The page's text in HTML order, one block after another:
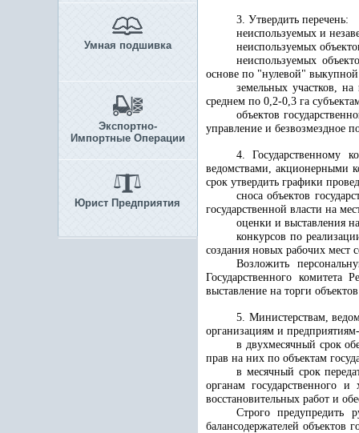
Умная подшивка
Экспортно-
Импортные Операции
Юрист Предприятия
3. Утвердить перечень:
неиспользуемых и
неиспользуемых
неиспользуемых
основе по "нулевой" выкупной
земельных участков,
среднем по 0,2-0,3 га
объектов
управление и безвозмездное
4. Государственному
ведомствами, акционерными
срок утвердить графики
сноса объектов
государственной власти на
оценки и выставления
конкурсов по
создания новых рабочих мест
Возложить
Государственного
выставление на торги
5. Министерствам,
организациям и
в двухмесячный срок
прав на них по объектам
в месячный срок
органам государственного
восстановительных работ и
Строго предупредить
балансодержателей объектов